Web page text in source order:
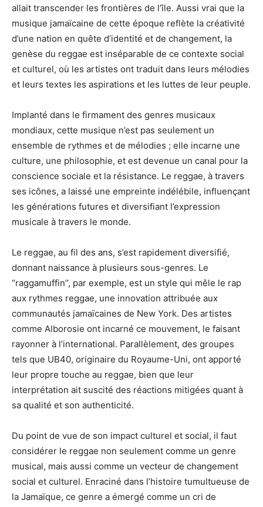
allait transcender les frontières de l’île. Aussi vrai que la
musique jamaïcaine de cette époque reflète la créativité
d’une nation en quête d’identité et de changement, la
genèse du reggae est inséparable de ce contexte social
et culturel, où les artistes ont traduit dans leurs mélodies
et leurs textes les aspirations et les luttes de leur peuple.
Implanté dans le firmament des genres musicaux
mondiaux, cette musique n’est pas seulement un
ensemble de rythmes et de mélodies ; elle incarne une
culture, une philosophie, et est devenue un canal pour la
conscience sociale et la résistance. Le reggae, à travers
ses icônes, a laissé une empreinte indélébile, influençant
les générations futures et diversifiant l’expression
musicale à travers le monde.
Le reggae, au fil des ans, s’est rapidement diversifié,
donnant naissance à plusieurs sous-genres. Le
‘’raggamuffin’’, par exemple, est un style qui mêle le rap
aux rythmes reggae, une innovation attribuée aux
communautés jamaïcaines de New York. Des artistes
comme Alborosie ont incarné ce mouvement, le faisant
rayonner à l’international. Parallèlement, des groupes
tels que UB40, originaire du Royaume-Uni, ont apporté
leur propre touche au reggae, bien que leur
interprétation ait suscité des réactions mitigées quant à
sa qualité et son authenticité.
Du point de vue de son impact culturel et social, il faut
considérer le reggae non seulement comme un genre
musical, mais aussi comme un vecteur de changement
social et culturel. Enraciné dans l’histoire tumultueuse de
la Jamaïque, ce genre a émergé comme un cri de